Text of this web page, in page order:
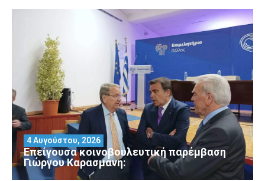
Επείγουσα κοινοβουλευτική παρέμβαση
Γιώργου Καρασμάνη:
4 Αυγούστου, 2026